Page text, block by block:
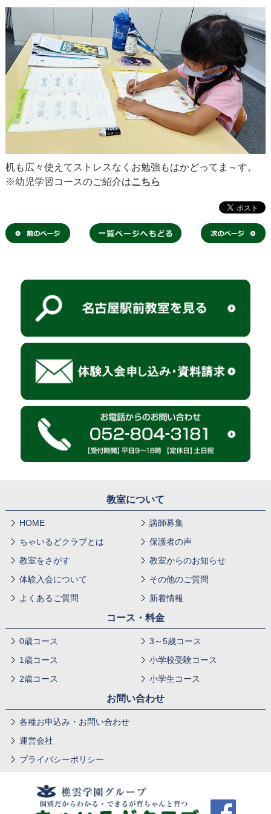
机も広々使えてストレスなくお勉強もはかどってま～す。
※幼児学習コースのご紹介はこちら
教室について
HOME
ちゃいるどクラブとは
教室をさがす
体験入会について
よくあるご質問
講師募集
保護者の声
教室からのお知らせ
その他のご質問
新着情報
コース・料金
0歳コース
1歳コース
2歳コース
3～5歳コース
小学校受験コース
小学生コース
お問い合わせ
各種お申込み・お問い合わせ
運営会社
プライバシーポリシー